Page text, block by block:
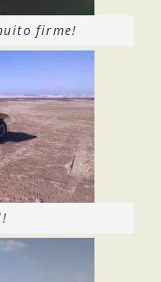
firme!